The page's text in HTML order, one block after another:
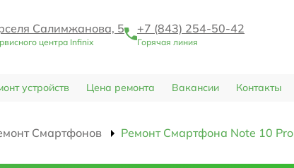
Салимжанова, 5
центра Infinix
+7 (843) 254-50-42
Горячая линия
устройств Цена ремонта Вакансии Контакты
Смартфонов Ремонт Смартфона Note 10 Pro